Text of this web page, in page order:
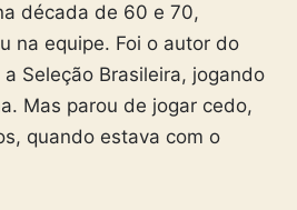
década de 60 e 70,
na equipe. Foi o autor do
Seleção Brasileira, jogando
Mas parou de jogar cedo,
quando estava com o